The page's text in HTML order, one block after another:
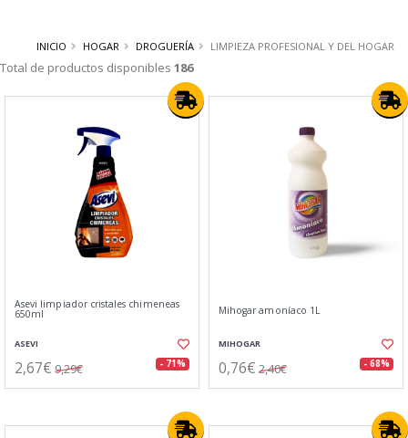
INICIO HOGAR DROGUERÍA LIMPIEZA PROFESIONAL Y DEL HOGAR
Total de productos disponibles 186
Asevi limpiador cristales chimeneas
650ml
ASEVI
2,67€ 9,29€ - 71%
Mihogar amoníaco 1L
MIHOGAR
0,76€ 2,40€ - 68%